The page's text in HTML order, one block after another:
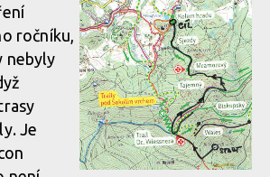
ročníku,
nebyly
Je